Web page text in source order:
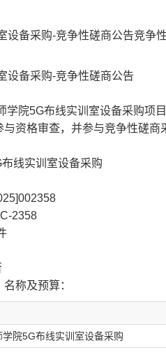
设备采购-竞争性磋商公告竞争
设备采购-竞争性磋商公告
院5G布线实训室设备采购项
资格审查，并参与竞争性磋商
线实训室设备采购
2358
称及预算：
学院5G布线实训室设备采购